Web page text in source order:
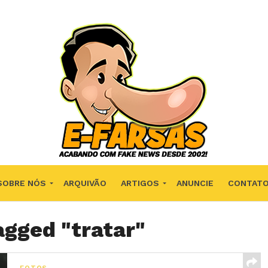
NÓS ARQUIVÃO ARTIGOS ANUNCIE CONTATO
"tratar"